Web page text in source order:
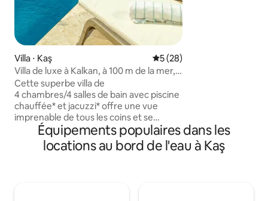
Villa ⋅ Kaş Évaluation moyenne sur la
5 (28)
Villa de luxe à Kalkan, à 100 m de la mer,
vue panoramique
Cette superbe villa de
4 chambres/4 salles de bain avec piscine
chauffée* et jacuzzi* offre une vue
imprenable de tous les coins et se
trouve à seulement 5 minutes à pied de
la plage. Reconnu par le Conseil turc de
l'architecture avec le prix du meilleur
Équipements populaires dans les
locations au bord de l'eau à Kaş